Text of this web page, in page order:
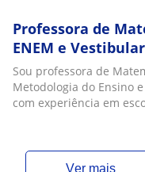
Professora de
ENEM e
Sou professora de
Metodologia do Ensino
com experiência em
ver mais